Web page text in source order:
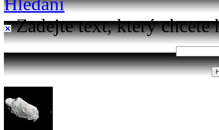
Zadejte text, který chcete